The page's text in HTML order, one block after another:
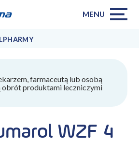
MENU
farmaceutą lub osobą
obrót produktami leczniczymi
WZF 4